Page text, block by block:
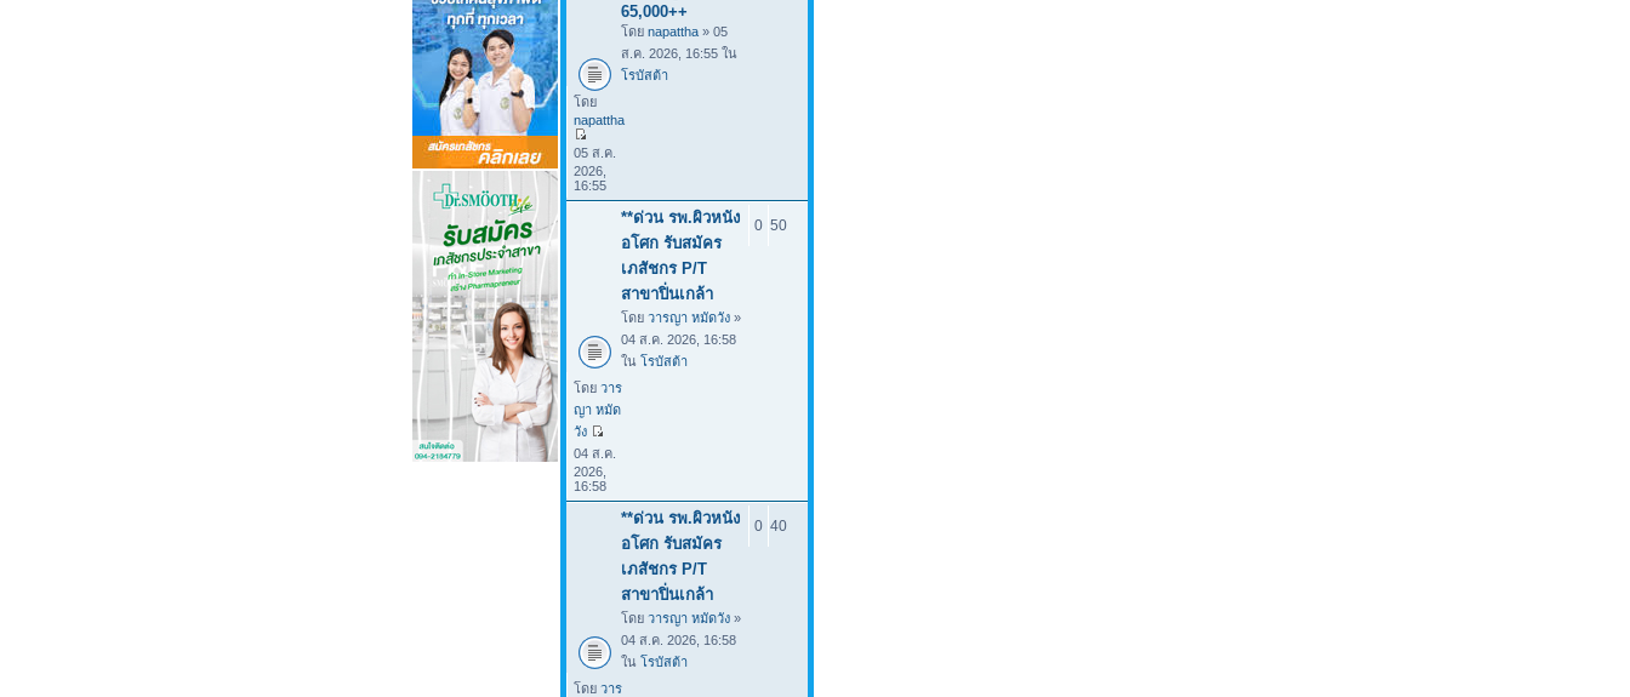
65,000++
โดย napattha » 05
ส.ค. 2026, 16:55 ใน
โรบัสต้า
โดย
napattha
05 ส.ค.
2026,
16:55
**ด่วน รพ.ผิวหนัง
อโศก รับสมัคร
เภสัชกร P/T
สาขาปิ่นเกล้า
โดย วารญา หมัดวัง »
04 ส.ค. 2026, 16:58
ใน โรบัสต้า
0 50
โดย วาร
ญา หมัด
วัง
04 ส.ค.
2026,
16:58
**ด่วน รพ.ผิวหนัง
อโศก รับสมัคร
เภสัชกร P/T
สาขาปิ่นเกล้า
โดย วารญา หมัดวัง »
04 ส.ค. 2026, 16:58
ใน โรบัสต้า
0 40
โดย วาร